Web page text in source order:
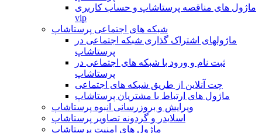
ماژول های مناقصه پرستاشاپ و حساب کاربری
vip
شبکه های اجتماعی پرستاشاپ
ماژولهای اشتراک‌ گذاری شبکه اجتماعی در
پرستاشاپ
ثبت نام و ورود با شبکه های اجتماعی در
پرستاشاپ
چت آنلاین از طریق شبکه های اجتماعی
ماژول های ارتباط با مشتریان پرستاشاپ
ویرایش و بروزرسانی انبوه پرستاشاپ
اسلایدر و گردونه تصاویر پرستاشاپ
ماژول های امنیت پرستاشاپ